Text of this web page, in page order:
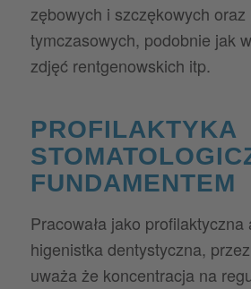
zębowych i szczękowych oraz
tymczasowych, podobnie jak
zdjęć rentgenowskich itp.
PROFILAKTYKA
FUNDAMENTEM
Pracowała jako profilaktyczna
higenistka dentystyczna,
uważa że koncentracja na